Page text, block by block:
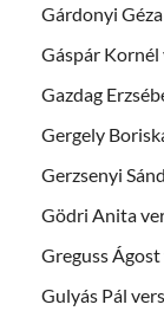
Gárdonyi
Gáspár Kornél
Gazdag
Gergely
Gerzsenyi
Gödri Anita
Greguss
Gulyás Pál